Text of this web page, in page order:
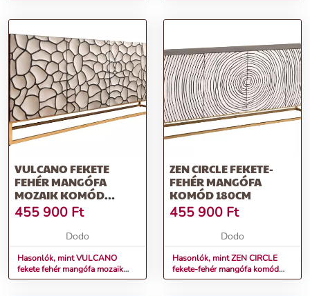
VULCANO FEKETE
FEHÉR MANGÓFA
MOZAIK KOMÓD
180CM
455 900 Ft
Dodo
Hasonlók, mint VULCANO
fekete fehér mangófa mozaik
komód 180cm
ZEN CIRCLE FEKETE-
FEHÉR MANGÓFA
KOMÓD 180CM
455 900 Ft
Dodo
Hasonlók, mint ZEN CIRCLE
fekete-fehér mangófa komód
180cm